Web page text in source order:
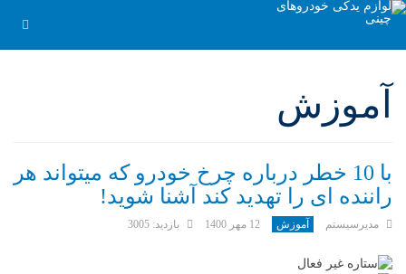
آموزش
با 10 خطر درباره چرخ خودرو که میتواند هر
راننده ای را تهدید کند آشنا شوید!
مدیرسیستم آموزش 12 مهر 1400 بازدید: 3005